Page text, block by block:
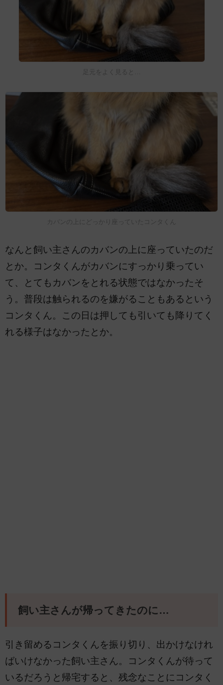
足元をよく見ると…
カバンの上にどっかり座っていたコンタくん
なんと飼い主さんのカバンの上に座っていたのだ
とか。コンタくんがカバンにすっかり乗ってい
て、とてもカバンをとれる状態ではなかったそ
う。普段は触られるのを嫌がることもあるという
コンタくん。この日は押しても引いても降りてく
れる様子はなかったとか。
飼い主さんが帰ってきたのに…
引き留めるコンタくんを振り切り、出かけなけれ
ばいけなかった飼い主さん。コンタくんが待って
いるだろうと帰宅すると、残念なことにコンタく